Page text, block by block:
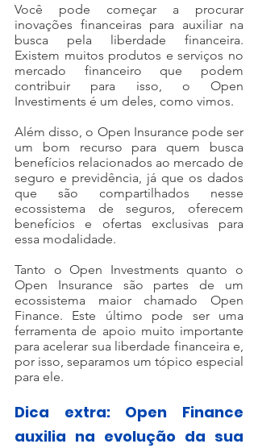
Você pode começar a procurar
inovações financeiras para auxiliar na
busca pela liberdade financeira.
Existem muitos produtos e serviços no
mercado financeiro que podem
contribuir para isso, o Open
Investiments é um deles, como vimos.
Além disso, o Open Insurance pode ser
um bom recurso para quem busca
benefícios relacionados ao mercado de
seguro e previdência, já que os dados
que são compartilhados nesse
ecossistema de seguros, oferecem
benefícios e ofertas exclusivas para
essa modalidade.
Tanto o Open Investments quanto o
Open Insurance são partes de um
ecossistema maior chamado Open
Finance. Este último pode ser uma
ferramenta de apoio muito importante
para acelerar sua liberdade financeira e,
por isso, separamos um tópico especial
para ele.
Dica extra: Open Finance
auxilia na evolução da sua